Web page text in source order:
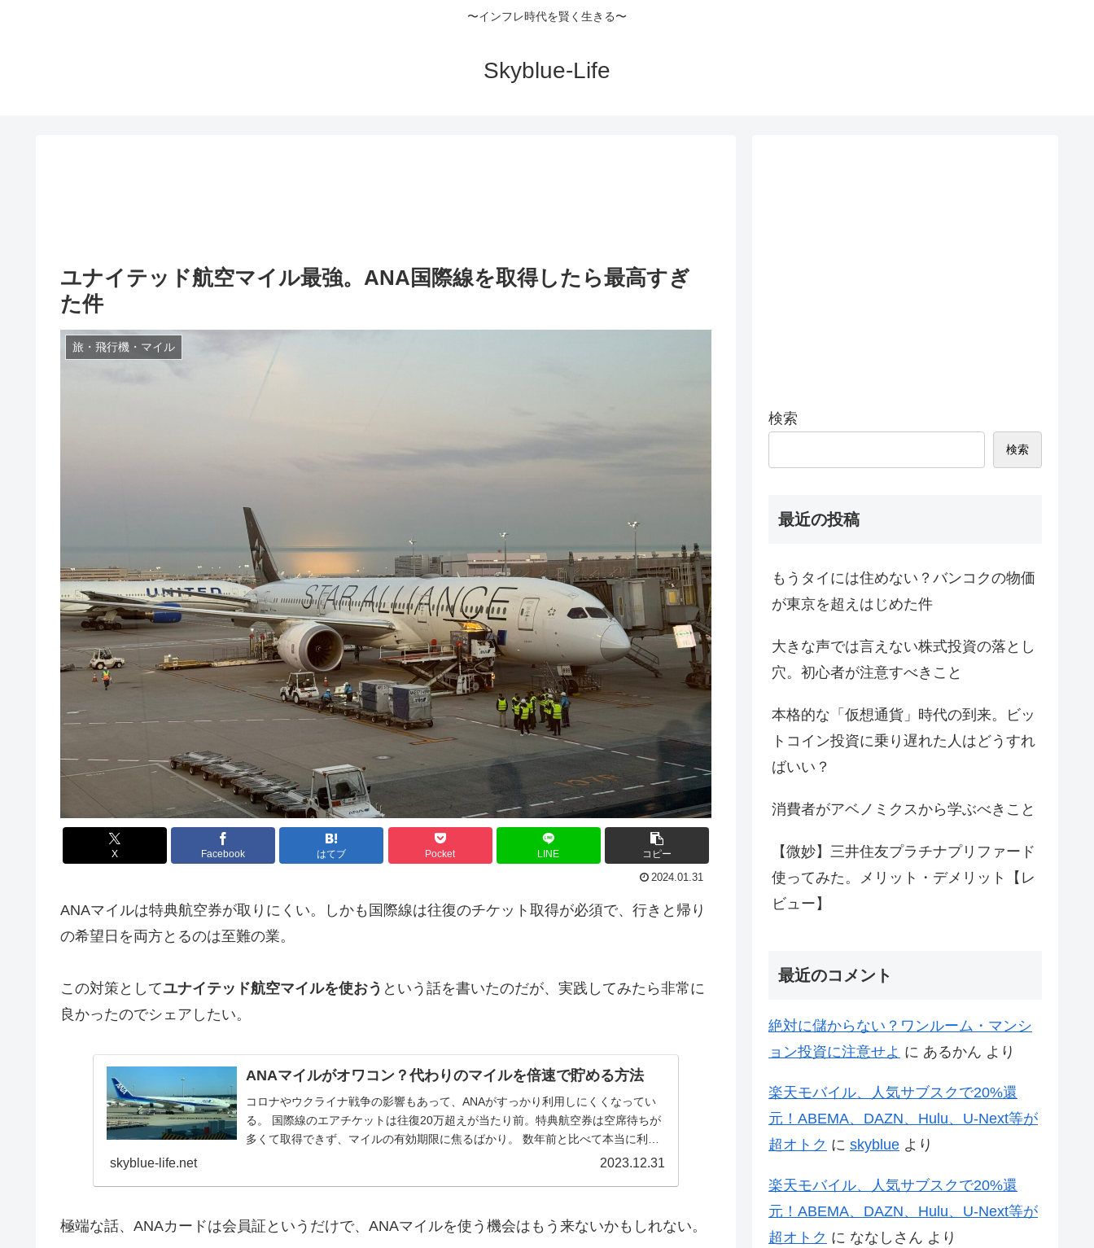
〜インフレ時代を賢く生きる〜
Skyblue-Life
ユナイテッド航空マイル最強。ANA国際線を取得したら最高すぎ
た件
旅・飛行機・マイル
X Facebook はてブ Pocket LINE コピー
2024.01.31
ANAマイルは特典航空券が取りにくい。しかも国際線は往復のチケット取得が必須で、行きと帰り
の希望日を両方とるのは至難の業。
この対策としてユナイテッド航空マイルを使おう という話を書いたのだが、実践してみたら非常に
良かったのでシェアしたい。
ANAマイルがオワコン？代わりのマイルを倍速で貯める方法
コロナやウクライナ戦争の影響もあって、ANAがすっかり利用しにくくなってい
る。 国際線のエアチケットは往復20万超えが当たり前。特典航空券は空席待ちが
多くて取得できず、マイルの有効期限に焦るばかり。 数年前と比べて本当に利用
skyblue-life.net 2023.12.31
極端な話、ANAカードは会員証というだけで、ANAマイルを使う機会はもう来ないかもしれない。
検索
検索
最近の投稿
もうタイには住めない？バンコクの物価
が東京を超えはじめた件
大きな声では言えない株式投資の落とし
穴。初心者が注意すべきこと
本格的な「仮想通貨」時代の到来。ビッ
トコイン投資に乗り遅れた人はどうすれ
ばいい？
消費者がアベノミクスから学ぶべきこと
【微妙】三井住友プラチナプリファード
使ってみた。メリット・デメリット【レ
ビュー】
最近のコメント
絶対に儲からない？ワンルーム・マンシ
ョン投資に注意せよ に あるかん より
楽天モバイル、人気サブスクで20%還
元！ABEMA、DAZN、Hulu、U-Next等が
超オトク に skyblue より
楽天モバイル、人気サブスクで20%還
元！ABEMA、DAZN、Hulu、U-Next等が
超オトク に ななしさん より